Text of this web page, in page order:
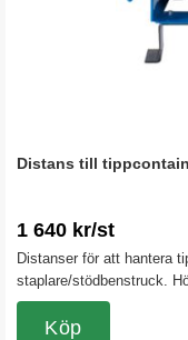
Distans till
1 640 kr/st
Distanser för att hantera
staplare/stödbenstruck.
Köp